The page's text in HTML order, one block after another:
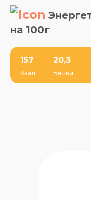
на 100г
157
Ккал
20,3
Белки